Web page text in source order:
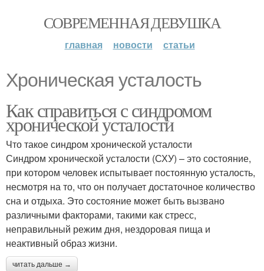
СОВРЕМЕННАЯ ДЕВУШКА
главная новости статьи
Хроническая усталость
Как справиться с синдромом
хронической усталости
Что такое синдром хронической усталости
Синдром хронической усталости (СХУ) – это состояние,
при котором человек испытывает постоянную усталость,
несмотря на то, что он получает достаточное количество
сна и отдыха. Это состояние может быть вызвано
различными факторами, такими как стресс,
неправильный режим дня, нездоровая пища и
неактивный образ жизни.
читать дальше →